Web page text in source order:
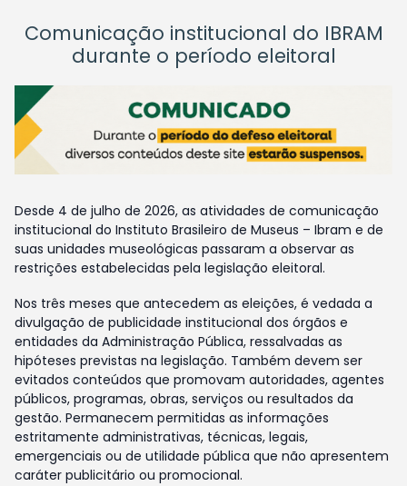
Comunicação institucional do IBRAM
durante o período eleitoral
Desde 4 de julho de 2026, as atividades de comunicação
institucional do Instituto Brasileiro de Museus – Ibram e de
suas unidades museológicas passaram a observar as
restrições estabelecidas pela legislação eleitoral.
Nos três meses que antecedem as eleições, é vedada a
divulgação de publicidade institucional dos órgãos e
entidades da Administração Pública, ressalvadas as
hipóteses previstas na legislação. Também devem ser
evitados conteúdos que promovam autoridades, agentes
públicos, programas, obras, serviços ou resultados da
gestão. Permanecem permitidas as informações
estritamente administrativas, técnicas, legais,
emergenciais ou de utilidade pública que não apresentem
caráter publicitário ou promocional.